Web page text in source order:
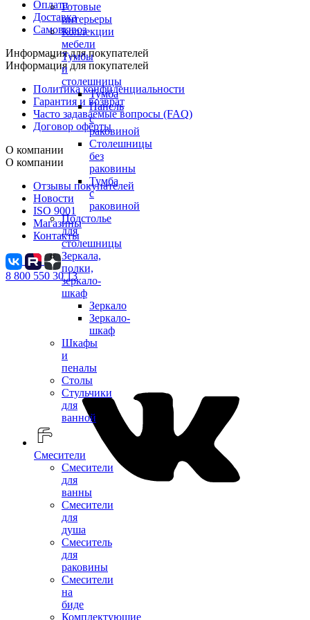
Готовые
интерьеры
Коллекции
мебели
Тумбы
и
столешницы
Тумба
Панель
с
раковиной
Столешницы
без
раковины
Тумба
с
раковиной
Подстолье
для
столешницы
Зеркала,
полки,
зеркало-
шкаф
Зеркало
Зеркало-
шкаф
Шкафы
и
пеналы
Столы
Стульчики
для
ванной
Смесители
Смесители
для
ванны
Смесители
для
душа
Смеситель
для
раковины
Смесители
на
биде
Комплектующие
Оплата
Доставка
Самовывоз
Информация для покупателей
Информация для покупателей
Политика конфиденциальности
Гарантия и возврат
Часто задаваемые вопросы (FAQ)
Договор оферты
О компании
О компании
Отзывы покупателей
Новости
ISO 9001
Магазины
Контакты
8 800 550 30 13